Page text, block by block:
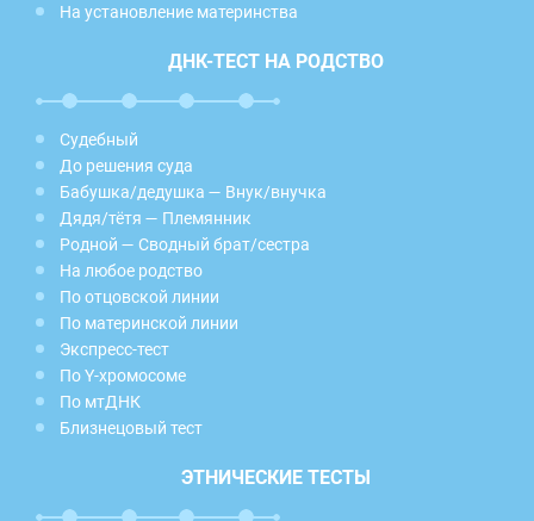
На установление материнства
ДНК-ТЕСТ НА РОДСТВО
Судебный
До решения суда
Бабушка/дедушка — Внук/внучка
Дядя/тётя — Племянник
Родной — Сводный брат/сестра
На любое родство
По отцовской линии
По материнской линии
Экспресс-тест
По Y-хромосоме
По мтДНК
Близнецовый тест
ЭТНИЧЕСКИЕ ТЕСТЫ